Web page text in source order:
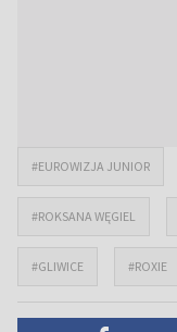
#EUROWIZJA JUNIOR
#ROKSANA WĘGIEL
#GLIWICE #ROXIE